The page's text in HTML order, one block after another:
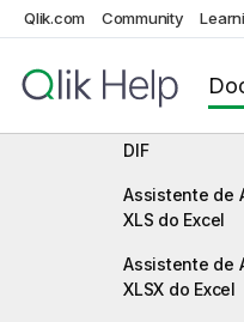
Qlik.com Community
Delimitado
Registro Fixo
DIF
Assistente de
XLS do Excel
Assistente de
XLSX do Excel